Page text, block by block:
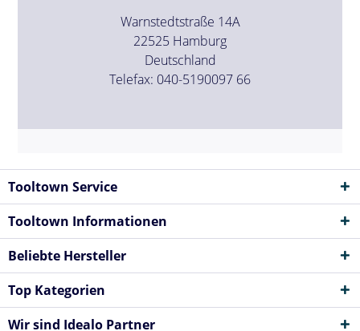
Warnstedtstraße 14A
22525 Hamburg
Deutschland
Telefax: 040-5190097 66
Tooltown Service
Tooltown Informationen
Beliebte Hersteller
Top Kategorien
Wir sind Idealo Partner